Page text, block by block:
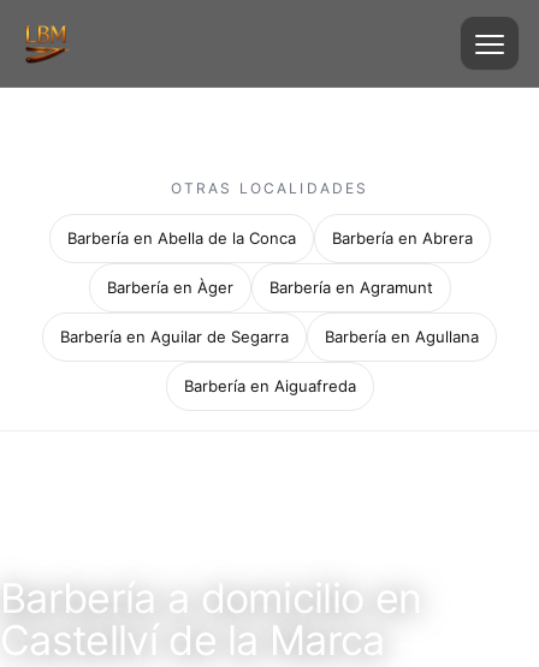
OTRAS LOCALIDADES
Barbería en Abella de la Conca Barbería en Abrera
Barbería en Àger Barbería en Agramunt
Barbería en Aguilar de Segarra Barbería en Agullana
Barbería en Aiguafreda
Barbería a domicilio en
Castellví de la Marca